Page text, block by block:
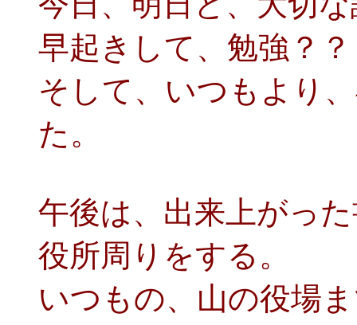
早起きして、勉強？
そして、いつもより
た。
午後は、出来上がっ
役所周りをする。
いつもの、山の役場